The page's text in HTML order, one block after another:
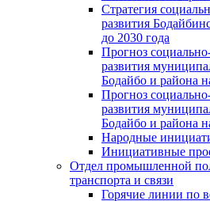
Стратегия
развития
до 2030 года
Прогноз
развития
Бодайбо и района
Прогноз
развития
Бодайбо и района
Народные
Инициативные
Отдел промышленной
транспорта и связи
Горячие линии по